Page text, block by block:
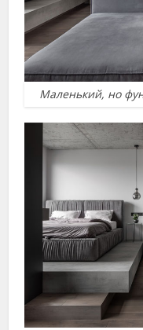
Маленький, но